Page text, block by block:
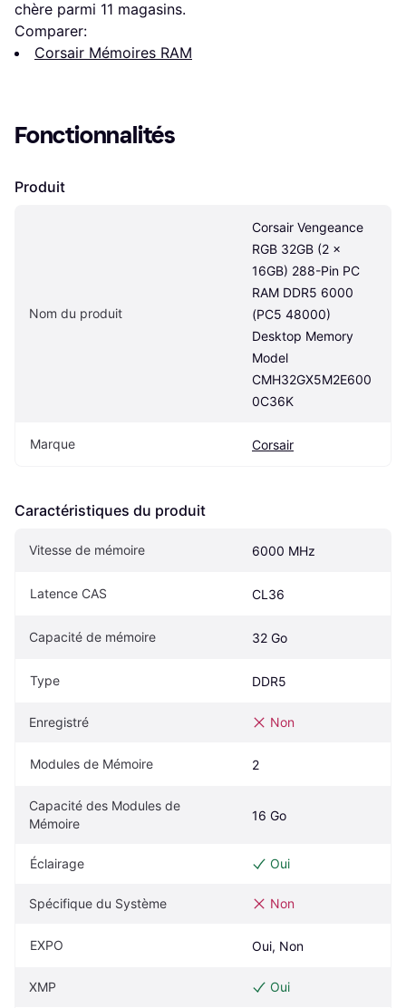
chère parmi 11 magasins.
Comparer:
Corsair Mémoires RAM
Fonctionnalités
Produit
Nom du produit
Corsair Vengeance
RGB 32GB (2 x
16GB) 288-Pin PC
RAM DDR5 6000
(PC5 48000)
Desktop Memory
Model
CMH32GX5M2E600
0C36K
Marque Corsair
Caractéristiques du produit
Vitesse de mémoire 6000 MHz
Latence CAS CL36
Capacité de mémoire 32 Go
Type DDR5
Enregistré Non
Modules de Mémoire 2
Capacité des Modules de
Mémoire
16 Go
Éclairage Oui
Spécifique du Système Non
EXPO Oui, Non
XMP Oui